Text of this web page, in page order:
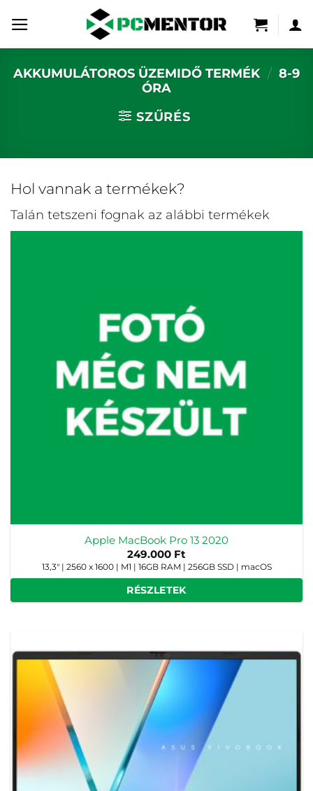
content
AKKUMULÁTOROS ÜZEMIDŐ TERMÉK / 8-9
ÓRA
SZŰRÉS
Hol vannak a termékek?
Talán tetszeni fognak az alábbi termékek
Apple MacBook Pro 13 2020
249.000 Ft
13,3" | 2560 x 1600 | M1 | 16GB RAM | 256GB SSD | macOS
RÉSZLETEK